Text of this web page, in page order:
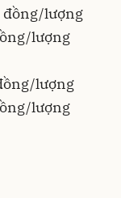
đồng/lượng
lượng
lượng
lượng